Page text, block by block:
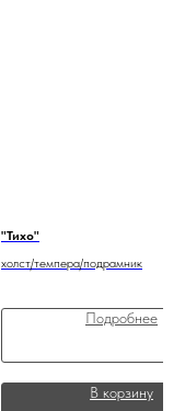
"Тихо"
холст/темпера/подрамник
Подробнее
В корзину